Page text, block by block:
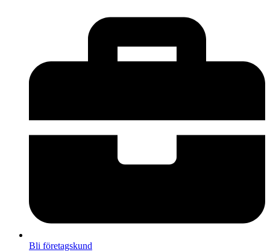
Bli företagskund